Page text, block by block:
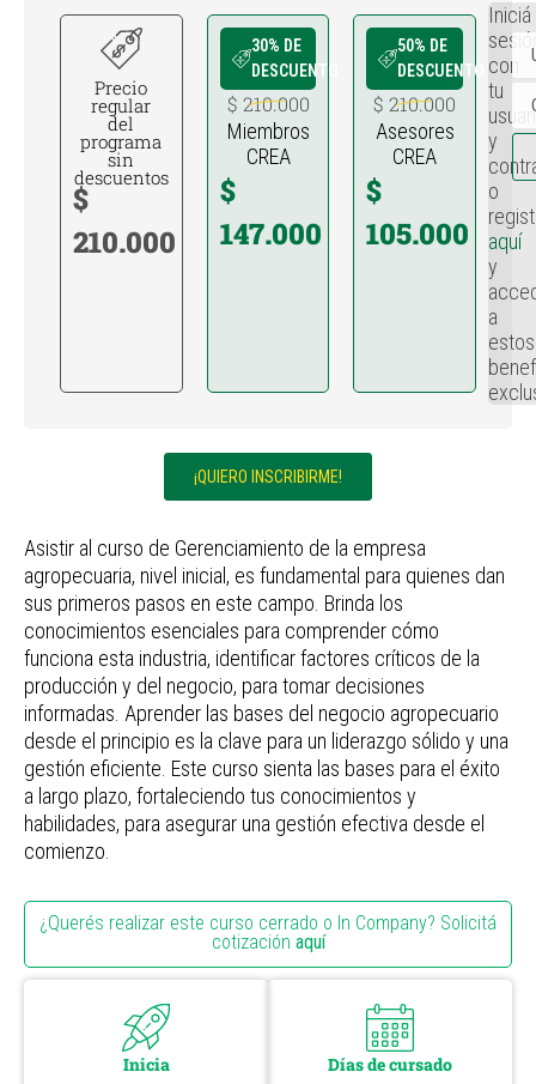
Precio
regular
del
programa
sin
descuentos
$
210.000
30% DE
DESCUENTO
$ 210.000
Miembros
CREA
$
147.000
50% DE
DESCUENTO
$ 210.000
Asesores
CREA
$
105.000
Iniciá
con
tu
y
o
aquí
y
a
estos
¡QUIERO INSCRIBIRME!
Asistir al curso de Gerenciamiento de la empresa
agropecuaria, nivel inicial, es fundamental para quienes dan
sus primeros pasos en este campo. Brinda los
conocimientos esenciales para comprender cómo
funciona esta industria, identificar factores críticos de la
producción y del negocio, para tomar decisiones
informadas. Aprender las bases del negocio agropecuario
desde el principio es la clave para un liderazgo sólido y una
gestión eficiente. Este curso sienta las bases para el éxito
a largo plazo, fortaleciendo tus conocimientos y
habilidades, para asegurar una gestión efectiva desde el
comienzo.
¿Querés realizar este curso cerrado o In Company? Solicitá
cotización aquí
Inicia Días de cursado